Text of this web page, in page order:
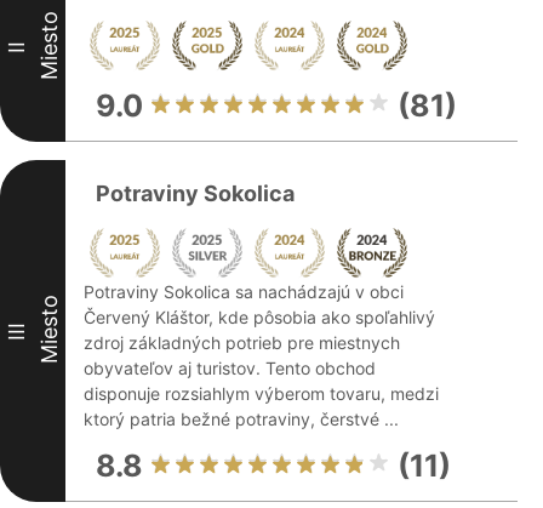
II Miesto
9.0 (81)
III Miesto
Potraviny Sokolica
Potraviny Sokolica sa nachádzajú v obci
Červený Kláštor, kde pôsobia ako spoľahlivý
zdroj základných potrieb pre miestnych
obyvateľov aj turistov. Tento obchod
disponuje rozsiahlym výberom tovaru, medzi
ktorý patria bežné potraviny, čerstvé ...
8.8 (11)